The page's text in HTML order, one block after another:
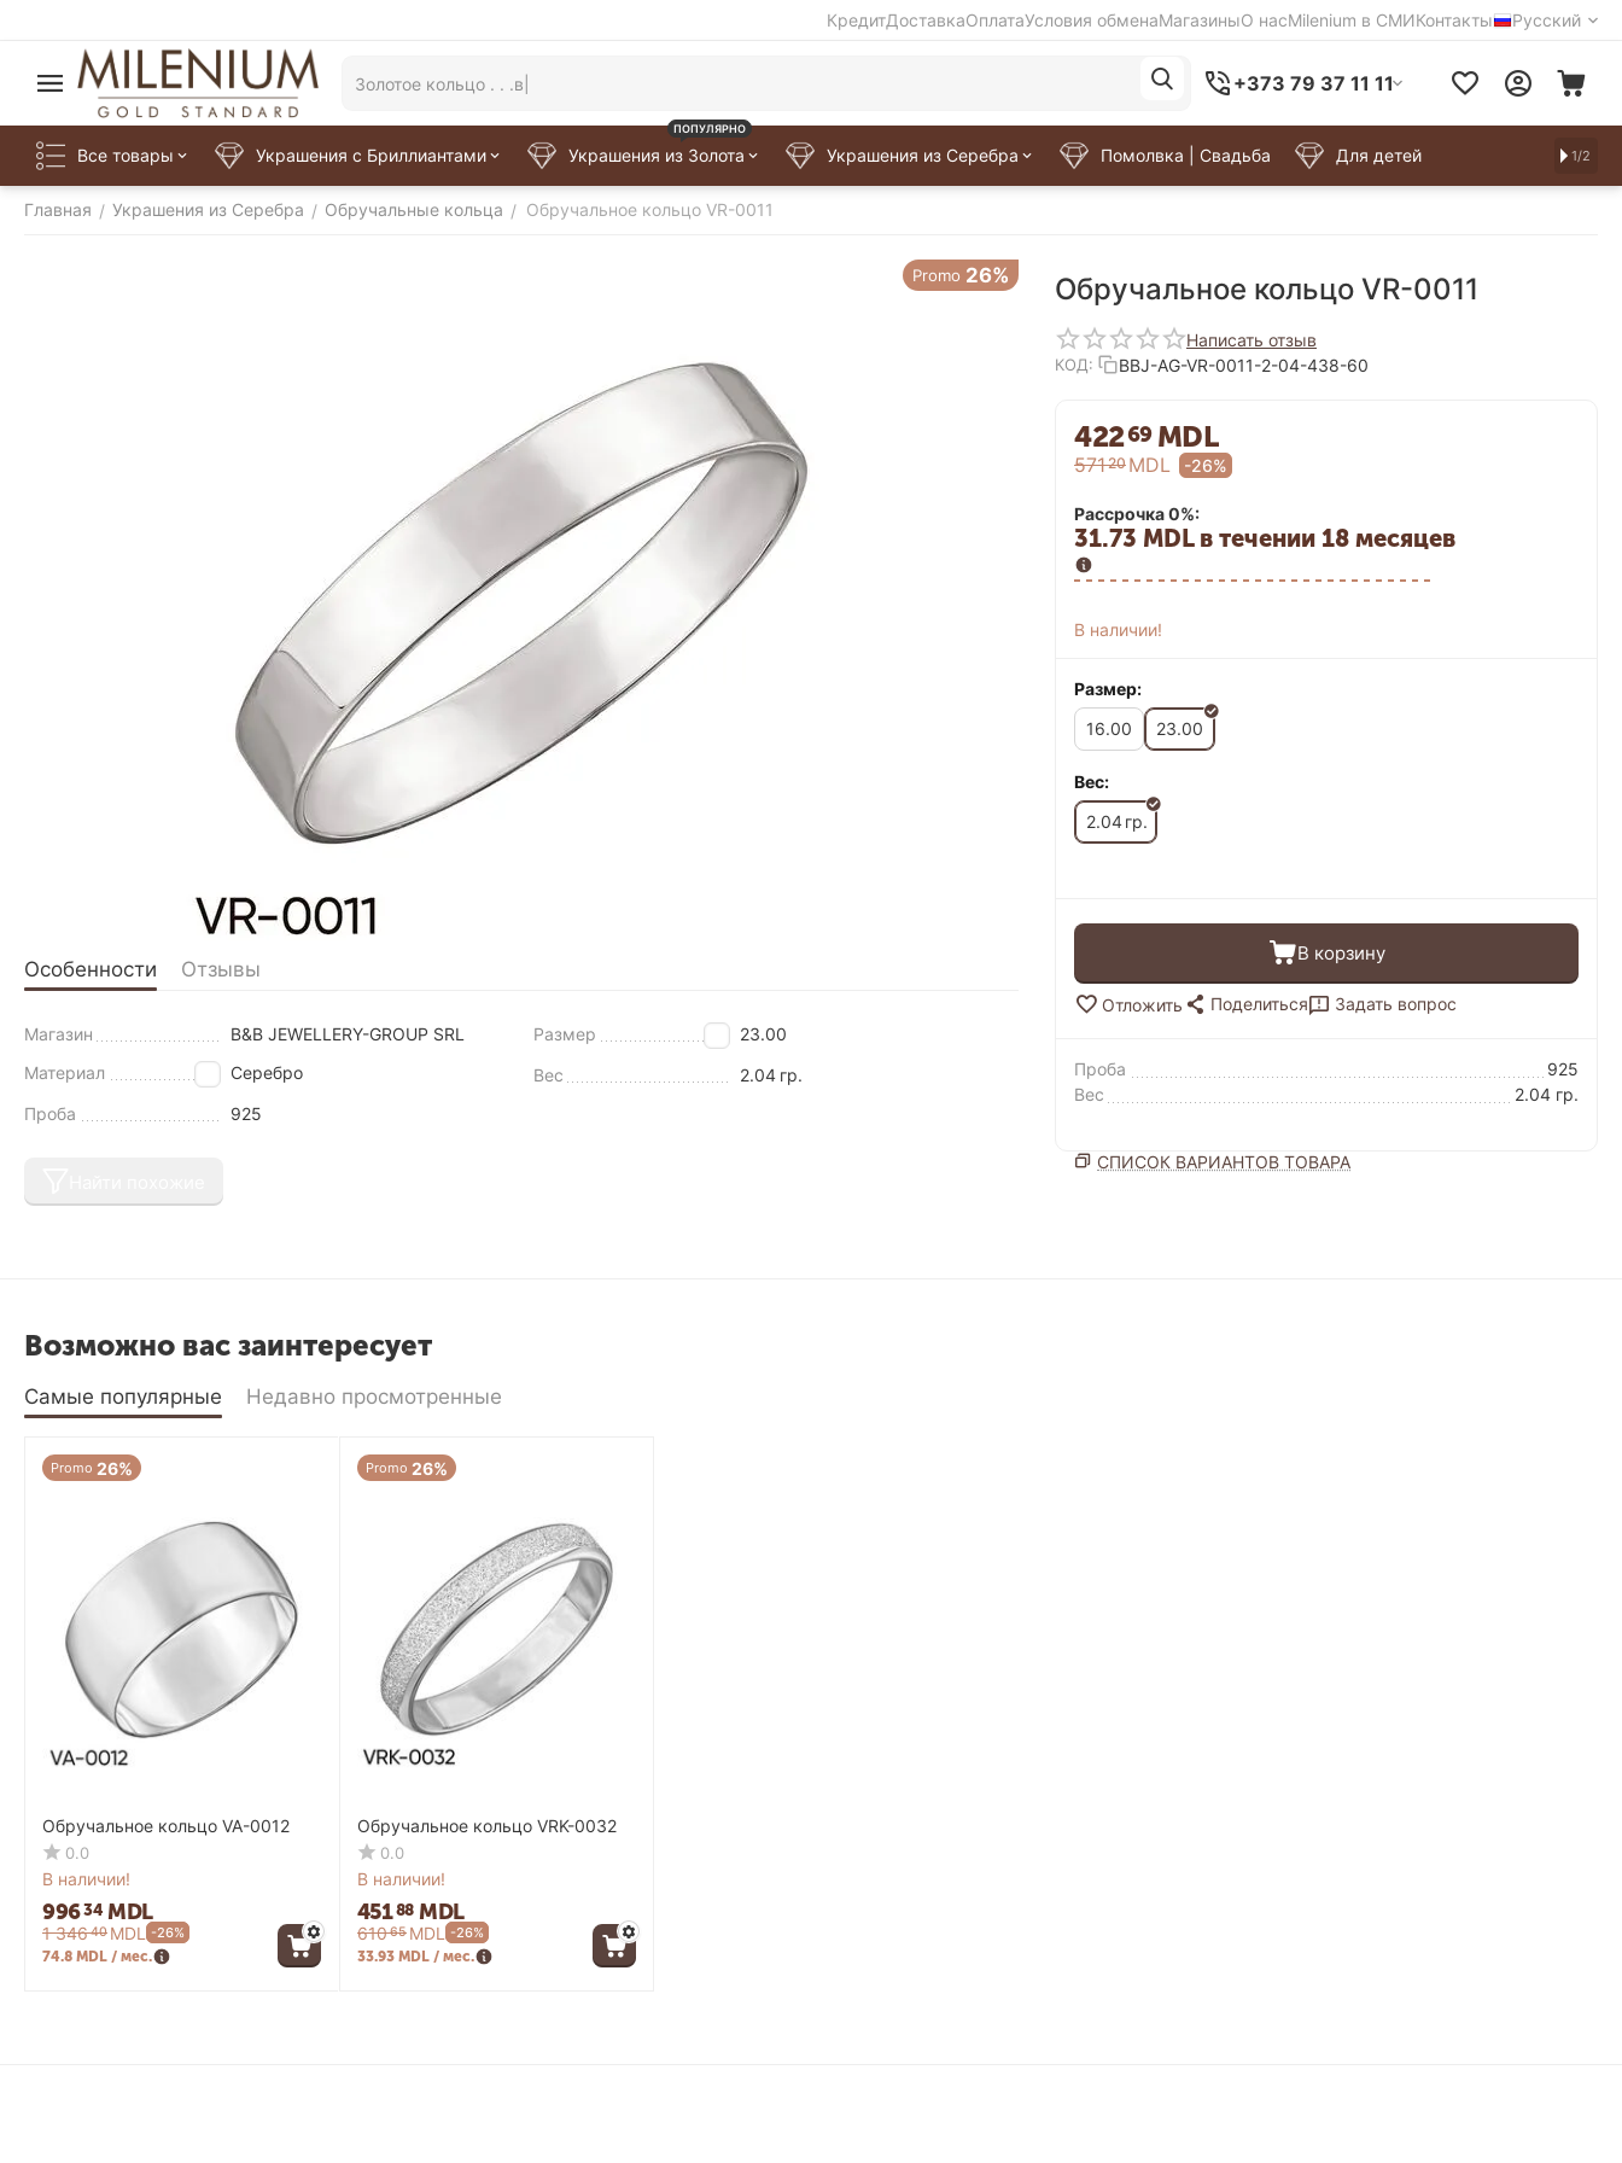
КредитДоставкаОплатаУсловия обменаМагазиныО насMilenium в СМИКонтакты Русский
+373 79 37 11 11
Все товары Украшения с Бриллиантами Украшения из Золота
ПОПУЛЯРНО
Украшения из Серебра Помолвка | Свадьба Для детей 1/2
Главная / Украшения из Серебра / Обручальные кольца / Обручальное кольцо VR-0011
Обручальное кольцо VR-0011
Написать отзыв
КОД: BBJ-AG-VR-0011-2-04-438-60
42269 MDL
57120 MDL -26%
Рассрочка 0%:
31.73 MDL в течении 18 месяцев
В наличии!
Размер:
16.00
23.00
Вес:
2.04гр.
В корзину
Отложить Поделиться Задать вопрос
Проба
925
Вес
2.04 гр.
СПИСОК ВАРИАНТОВ ТОВАРА
Особенности Отзывы
Магазин
B&B JEWELLERY-GROUP SRL
Материал
Серебро
Проба
925
Размер
23.00
Вес
2.04 гр.
Возможно вас заинтересует
Самые популярные Недавно просмотренные
Promo 26%
Обручальное кольцо VA-0012
0.0
В наличии!
99634 MDL
1 34640 MDL
-26%
74.8 MDL / мес.
Promo 26%
Обручальное кольцо VRK-0032
0.0
В наличии!
45188 MDL
61065 MDL
-26%
33.93 MDL / мес.